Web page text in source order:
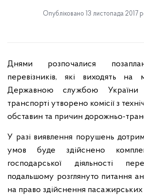
Опубліковано 13 листопада 2017
Днями розпочалися
перевізників, які виходять на
Державною службою
транспорті утворено комісії з
обставин та причин дорожньо-
У разі виявлення порушень
умов буде здійснено
господарської діяльності
подальшому розглянуто питання
на право здійснення